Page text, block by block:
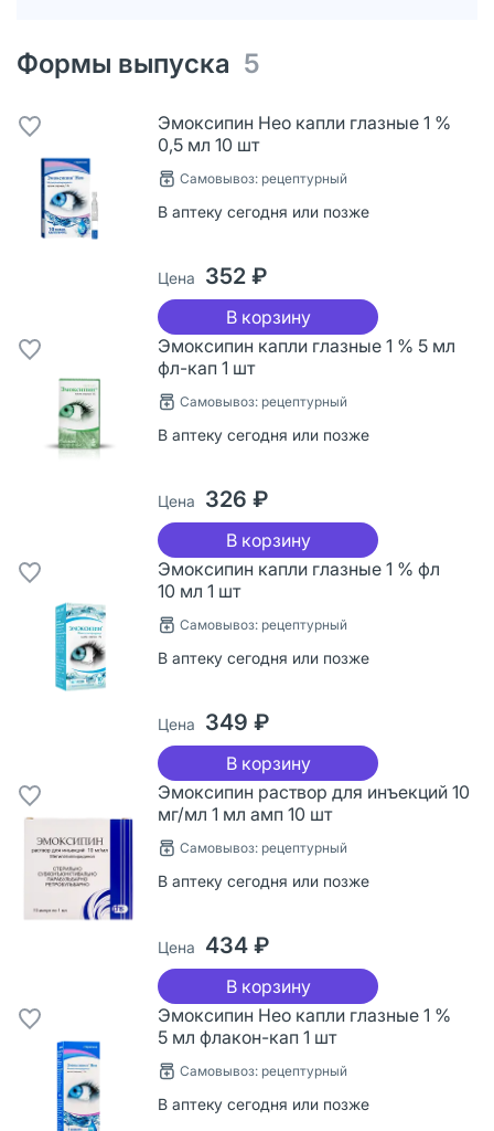
Формы выпуска 5
Эмоксипин Нео капли глазные 1 %
0,5 мл 10 шт
Самовывоз: рецептурный
В аптеку сегодня или позже
Цена 352 ₽
В корзину
Эмоксипин капли глазные 1 % 5 мл
фл-кап 1 шт
Самовывоз: рецептурный
В аптеку сегодня или позже
Цена 326 ₽
В корзину
Эмоксипин капли глазные 1 % фл
10 мл 1 шт
Самовывоз: рецептурный
В аптеку сегодня или позже
Цена 349 ₽
В корзину
Эмоксипин раствор для инъекций 10
мг/мл 1 мл амп 10 шт
Самовывоз: рецептурный
В аптеку сегодня или позже
Цена 434 ₽
В корзину
Эмоксипин Нео капли глазные 1 %
5 мл флакон-кап 1 шт
Самовывоз: рецептурный
В аптеку сегодня или позже